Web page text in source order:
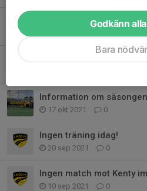
Information om
17 okt 2021 0
Ingen träning idag!
20 sep 2021 0
Ingen match mot Kenty
10 sep 2021 0
Godkänn
Bara